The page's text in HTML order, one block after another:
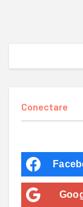
Conectare